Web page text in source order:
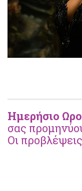
Ημερήσιο
σας
Οι